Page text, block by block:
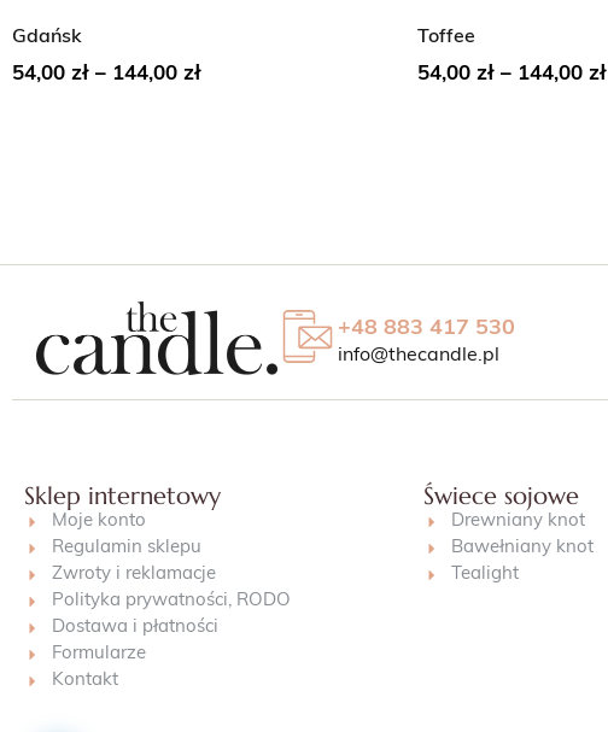
Gdańsk
54,00 zł – 144,00 zł
Toffee
54,00 zł – 144,00 zł
+48 883 417 530
info@thecandle.pl
Sklep internetowy
Moje konto
Regulamin sklepu
Zwroty i reklamacje
Polityka prywatności, RODO
Dostawa i płatności
Formularze
Kontakt
Świece sojowe
Drewniany knot
Bawełniany knot
Tealight